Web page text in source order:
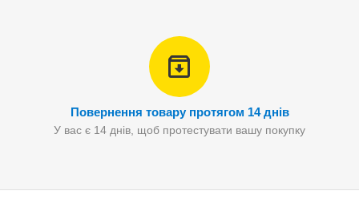
Повернення товару протягом 14 днів
У вас є 14 днів, щоб протестувати вашу покупку